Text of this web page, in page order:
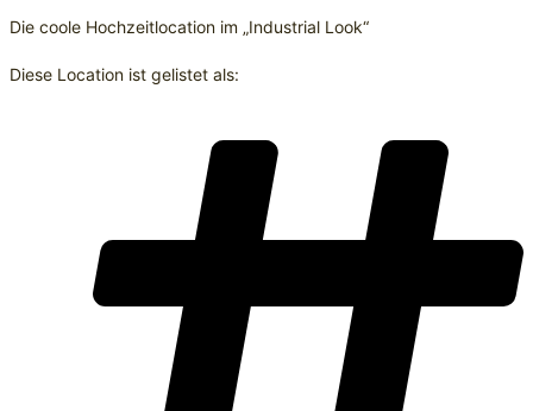
Die coole Hochzeitlocation im „Industrial Look“
Diese Location ist gelistet als: